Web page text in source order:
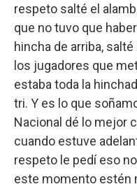
respeto salté el
que no tuvo que
hincha de arriba,
los jugadores que
estaba toda la
tri. Y es lo que
Nacional dé lo mejor
cuando estuve
respeto le pedí eso
este momento estén